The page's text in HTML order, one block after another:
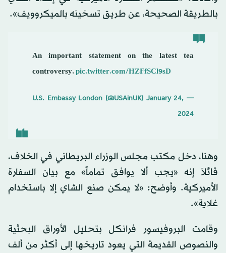
بالطريقة الصحيحة، عن طريق تسخينه بالميكروويف».
An important statement on the latest tea
controversy.pic.twitter.com/HZFfSCl9sD
— U.S. Embassy London (@USAinUK)
January 24,
2024
وهنا، دخل مكتب مجلس الوزراء البريطاني في الخلاف،
قائلاً إنه «يجب ألا يوافق تماماً» مع بيان السفارة
الأميركية. وأوضح: «لا يمكن صنع الشاي إلا باستخدام
غلاية».
وقامت البروفيسور فرانكل بتحليل الأوراق البحثية
والنصوص القديمة التي يعود تاريخها إلى أكثر من ألف